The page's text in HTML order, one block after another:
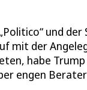
und der
mit der
habe
engen